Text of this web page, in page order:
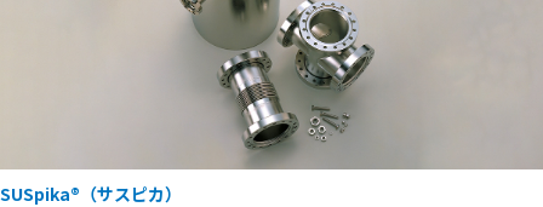
SUSpika®（サスピカ）